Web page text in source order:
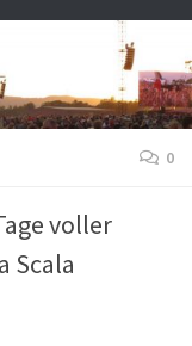
0
voller
Scala